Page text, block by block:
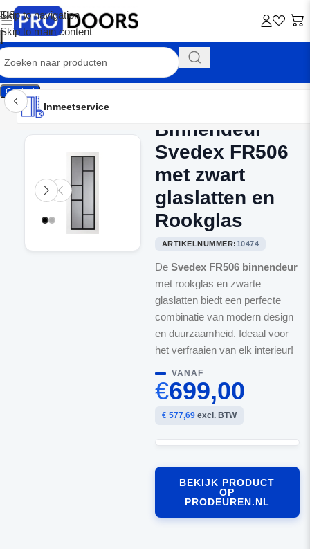
Skip to navigation
Skip to main content
Contact
Inmeetservice
Montageservice
Advies op maat
Showroom
Inmeetservice
Binnendeur
Svedex FR506
met zwart
glaslatten en
Rookglas
ARTIKELNUMMER:10474
De Svedex FR506 binnendeur
met rookglas en zwarte
glaslatten biedt een perfecte
combinatie van modern design
en duurzaamheid. Ideaal voor
het verfraaien van elk interieur!
VANAF
€699,00
€ 577,69excl. BTW
BEKIJK PRODUCT
OP
PRODEUREN.NL